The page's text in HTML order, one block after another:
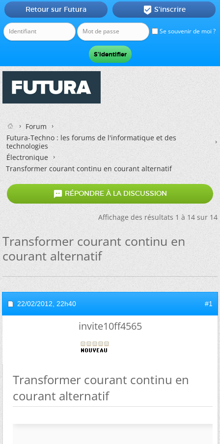
Se souvenir de moi ?
Retour sur Futura  S'inscrire
Forum
Futura-Techno : les forums de l'informatique et des
technologies
Électronique
Transformer courant continu en courant alternatif
 RÉPONDRE À LA DISCUSSION
Affichage des résultats 1 à 14 sur 14
Transformer courant continu en
courant alternatif
22/02/2012, 22h40 #1
invite10ff4565
Transformer courant continu en
courant alternatif